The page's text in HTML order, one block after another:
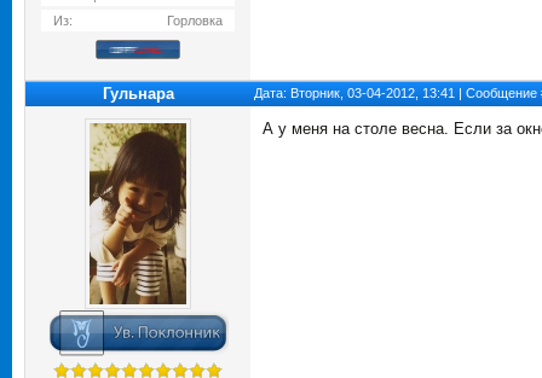
Из:
Горловка
Гульнара Дата: Вторник, 03-04-2012, 13:41 |
А у меня на столе весна. Если за